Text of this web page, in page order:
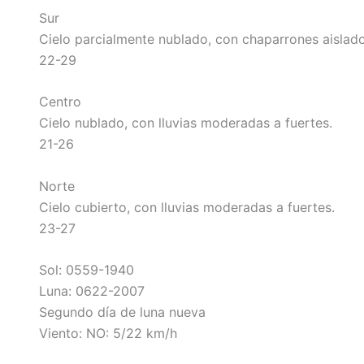
Sur
Cielo parcialmente nublado, con chaparrones
22-29
Centro
Cielo nublado, con lluvias moderadas a fuertes.
21-26
Norte
Cielo cubierto, con lluvias moderadas a fuertes.
23-27
Sol: 0559-1940
Luna: 0622-2007
Segundo día de luna nueva
Viento: NO: 5/22 km/h